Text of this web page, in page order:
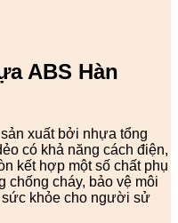
ABS Hàn
xuất bởi nhựa tổng
có khả năng cách điện,
kết hợp một số chất phụ
chống cháy, bảo vệ môi
khỏe cho người sử